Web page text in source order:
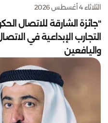
الثلاثاء 4 أغسطس 2026
"جائزة الشارقة للاتصال
التجارب الإبداعية في
واليافعين